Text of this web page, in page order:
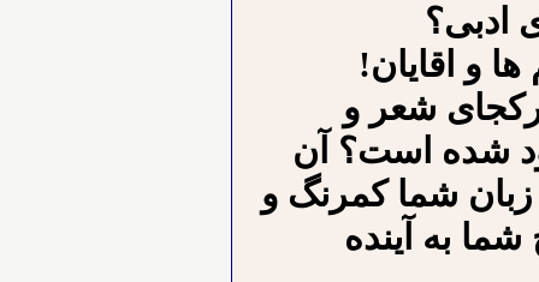
ادبی؟
و اقایان!
خونین ۱۳۶۷ درکجای شعر و
شده است؟ آن
شما کمرنگ و
به آینده